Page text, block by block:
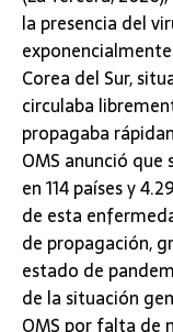
la presencia del
Corea del Sur,
circulaba
propagaba
OMS anunció que
en 114 países y
de esta
de propagación,
estado de
de la situación
OMS por falta de